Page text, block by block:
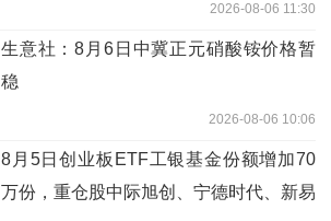
2026-08-06 11:30
生意社：8月6日中冀正元硝酸铵价格暂
稳
2026-08-06 10:06
8月5日创业板ETF工银基金份额增加70
万份，重仓股中际旭创、宁德时代、新易